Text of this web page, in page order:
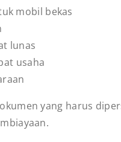
mobil bekas
lunas
usaha
yang harus